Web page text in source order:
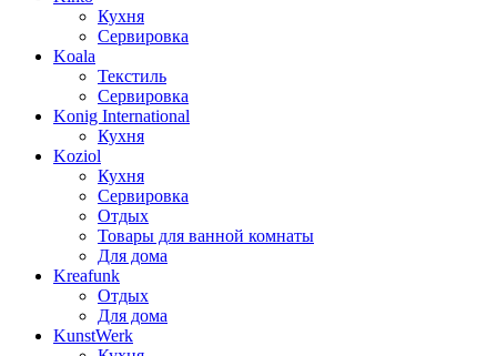
Кухня
Сервировка
Koala
Текстиль
Сервировка
Konig International
Кухня
Koziol
Кухня
Сервировка
Отдых
Товары для ванной комнаты
Для дома
Kreafunk
Отдых
Для дома
KunstWerk